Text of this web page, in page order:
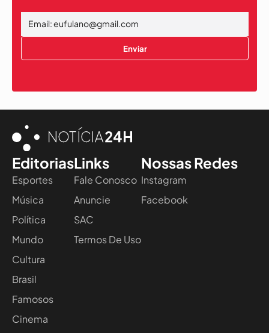
Enviar
Editorias
Esportes
Música
Política
Mundo
Cultura
Brasil
Famosos
Cinema
Links
Fale Conosco
Anuncie
SAC
Termos De Uso
Nossas Redes
Instagram
Facebook